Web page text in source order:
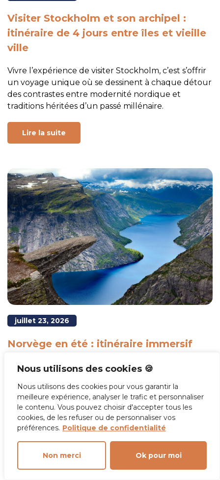
Nous utilisons des cookies 🍪
Nous utilisons des cookies pour vous garantir la
meilleure expérience, analyser le trafic et personnaliser
le contenu. Vous pouvez choisir d'accepter tous les
cookies, de les refuser ou de personnaliser vos
préférences. Politique de confidentialité
Non merci Ok pour moi
Visiter Stockholm et son archipel :
itinéraire de 4 jours entre îles et vieille
ville
Vivre l’expérience de visiter Stockholm, c’est s’offrir
un voyage unique où se dessinent à chaque détour
des contrastes entre modernité nordique et
traditions héritées d’un passé millénaire.
Lire la suite
juillet 23, 2026
Norvège en été : itinéraire immersif
randonnées inoubliables
L’été norvégien dévoile une nature éclatante, où le
soleil ne se couche presque jamais au nord du
cercle polaire.